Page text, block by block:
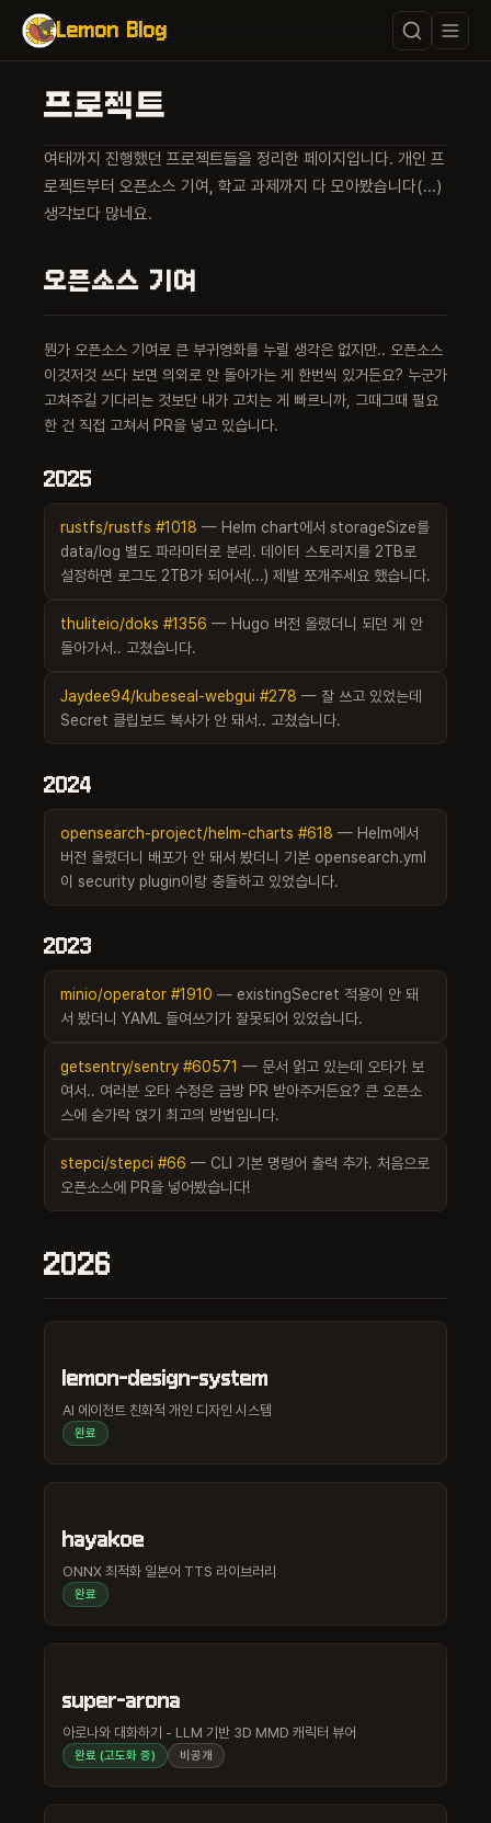
Lemon Blog
프로젝트
여태까지 진행했던 프로젝트들을 정리한 페이지입니다. 개인 프
로젝트부터 오픈소스 기여, 학교 과제까지 다 모아봤습니다(...)
생각보다 많네요.
오픈소스 기여
뭔가 오픈소스 기여로 큰 부귀영화를 누릴 생각은 없지만.. 오픈소스
이것저것 쓰다 보면 의외로 안 돌아가는 게 한번씩 있거든요? 누군가
고쳐주길 기다리는 것보단 내가 고치는 게 빠르니까, 그때그때 필요
한 건 직접 고쳐서 PR을 넣고 있습니다.
2025
rustfs/rustfs #1018 — Helm chart에서 storageSize를
data/log 별도 파라미터로 분리. 데이터 스토리지를 2TB로
설정하면 로그도 2TB가 되어서(...) 제발 쪼개주세요 했습니다.
thuliteio/doks #1356 — Hugo 버전 올렸더니 되던 게 안
돌아가서.. 고쳤습니다.
Jaydee94/kubeseal-webgui #278 — 잘 쓰고 있었는데
Secret 클립보드 복사가 안 돼서.. 고쳤습니다.
2024
opensearch-project/helm-charts #618 — Helm에서
버전 올렸더니 배포가 안 돼서 봤더니 기본 opensearch.yml
이 security plugin이랑 충돌하고 있었습니다.
2023
minio/operator #1910 — existingSecret 적용이 안 돼
서 봤더니 YAML 들여쓰기가 잘못되어 있었습니다.
getsentry/sentry #60571 — 문서 읽고 있는데 오타가 보
여서.. 여러분 오타 수정은 금방 PR 받아주거든요? 큰 오픈소
스에 숟가락 얹기 최고의 방법입니다.
stepci/stepci #66 — CLI 기본 명령어 출력 추가. 처음으로
오픈소스에 PR을 넣어봤습니다!
2026
lemon-design-system
AI 에이전트 친화적 개인 디자인 시스템
완료
hayakoe
ONNX 최적화 일본어 TTS 라이브러리
완료
super-arona
아로나와 대화하기 - LLM 기반 3D MMD 캐릭터 뷰어
완료 (고도화 중) 비공개